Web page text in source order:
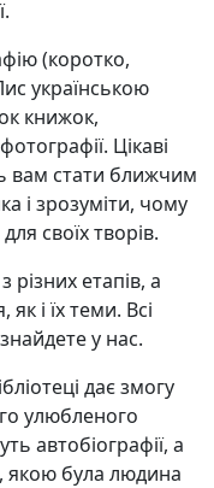
(коротко,
українською
книжок,
Цікаві
вам стати ближчим
і зрозуміти, чому
своїх творів.
різних етапів, а
і їх теми. Всі
у нас.
дає змогу
улюбленого
автобіографії, а
якою була людина